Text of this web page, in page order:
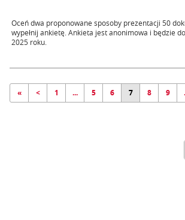
Oceń dwa proponowane sposoby prezentacji 50
wypełnij ankietę. Ankieta jest anonimowa i będzie
2025 roku.
« < 1 ... 5 6 7 8 9